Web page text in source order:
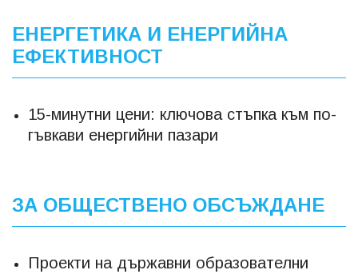
ЕНЕРГЕТИКА И ЕНЕРГИЙНА
ЕФЕКТИВНОСТ
15-минутни цени: ключова стъпка към по-
гъвкави енергийни пазари
ЗА ОБЩЕСТВЕНО ОБСЪЖДАНЕ
Проекти на държавни образователни